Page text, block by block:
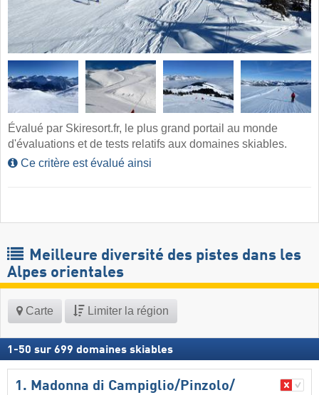
Évalué par Skiresort.fr, le plus grand portail au monde
d'évaluations et de tests relatifs aux domaines skiables.
Ce critère est évalué ainsi
Meilleure diversité des pistes dans les
Alpes orientales
Carte Limiter la région
1 -50 sur 699 domaines skiables
1. Madonna di Campiglio/​Pinzolo/​